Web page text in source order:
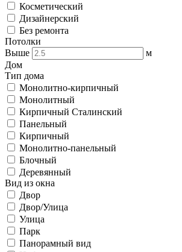
Косметический
Дизайнерский
Без ремонта
Потолки
Выше
м
Дом
Тип дома
Монолитно-кирпичный
Монолитный
Кирпичный Сталинский
Панельный
Кирпичный
Монолитно-панельный
Блочный
Деревянный
Вид из окна
Двор
Двор/Улица
Улица
Парк
Панорамный вид